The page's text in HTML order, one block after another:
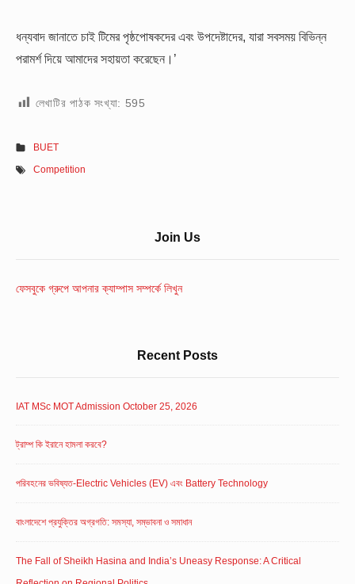
ধন্যবাদ জানাতে চাই টিমের পৃষ্ঠপোষকদের এবং উপদেষ্টাদের, যারা সবসময় বিভিন্ন
পরামর্শ দিয়ে আমাদের সহায়তা করেছেন।’
লেখাটির পাঠক সংখ্যা: 595
BUET
Competition
Area
Join Us
ফেসবুকে গ্রুপে আপনার ক্যাম্পাস সম্পর্কে লিখুন
Recent Posts
IAT MSc MOT Admission October 25, 2026
ট্রাম্প কি ইরানে হামলা করবে?
পরিবহনের ভবিষ্যত-Electric Vehicles (EV) এবং Battery Technology
বাংলাদেশে প্রযুক্তির অগ্রগতি: সমস্যা, সম্ভাবনা ও সমাধান
The Fall of Sheikh Hasina and India’s Uneasy Response: A Critical